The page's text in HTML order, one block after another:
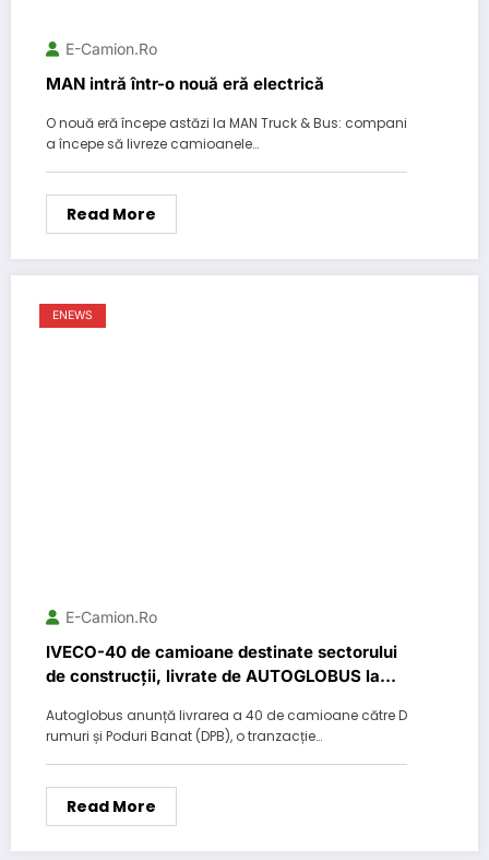
E-Camion.ro
MAN intră într-o nouă eră electrică
O nouă eră începe astăzi la MAN Truck & Bus: compani
a începe să livreze camioanele…
Read More
ENEWS
E-Camion.ro
IVECO-40 de camioane destinate sectorului
de construcții, livrate de AUTOGLOBUS la
Autoglobus anunță livrarea a 40 de camioane către D
rumuri și Poduri Banat (DPB), o tranzacție…
Read More